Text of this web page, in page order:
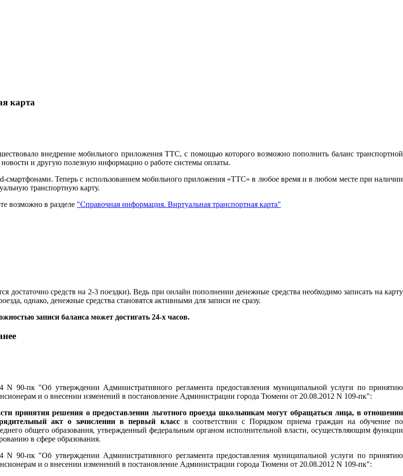
карта
внедрение мобильного приложения ТТС, с помощью которого возможно пополнить баланс транспортной
новости и другую полезную информацию о работе системы оплаты.
смартфонами. Теперь с использованием мобильного приложения «ТТС» в любое время и в любом месте при наличии
транспортную карту.
возможно в разделе "Справочная информация. Виртуальная транспортная карта"
достаточно средств на 2-3 поездки). Ведь при онлайн пополнении денежные средства необходимо записать на карту
однако, денежные средства становятся активными для записи не сразу.
записи баланса может достигать 24-х часов.
90-пк "Об утверждении Административного регламента предоставления муниципальной услуги по принятию
и о внесении изменений в постановление Администрации города Тюмени от 20.08.2012 N 109-пк":
принятия решения о предоставлении льготного проезда школьникам могут обращаться лица, в отношении
акт о зачислении в первый классв соответствии с Порядком приема граждан на обучение по
общего образования, утвержденный федеральным органом исполнительной власти, осуществляющим функции
в сфере образования.
90-пк "Об утверждении Административного регламента предоставления муниципальной услуги по принятию
и о внесении изменений в постановление Администрации города Тюмени от 20.08.2012 N 109-пк":